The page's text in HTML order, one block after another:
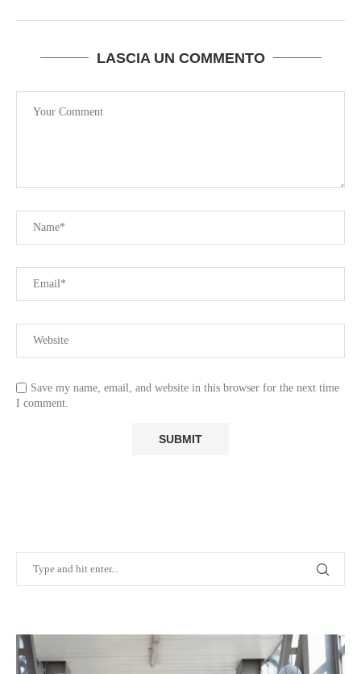
LASCIA UN COMMENTO
Save my name, email, and website in this browser for the next time
I comment.